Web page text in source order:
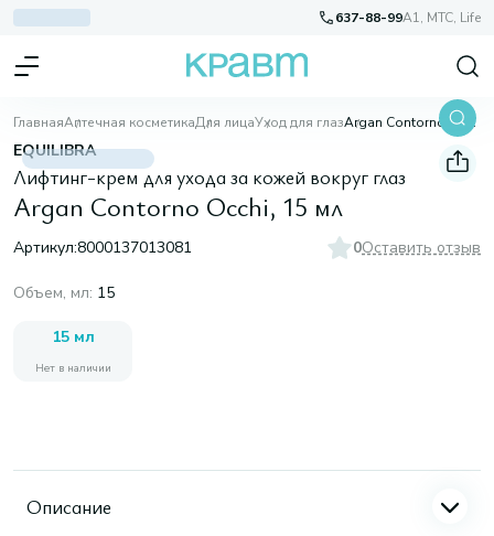
637-88-99A1, МТС, Life
ГлавнаяАптечная косметикаДля лицаУход для глаз Argan Contorno Occhi, 15 мл
EQUILIBRA
Лифтинг-крем для ухода за кожей вокруг глаз
Argan Contorno Occhi, 15 мл
Артикул:8000137013081 0Оставить отзыв
Объем, мл: 15
15 мл
Нет в наличии
Описание